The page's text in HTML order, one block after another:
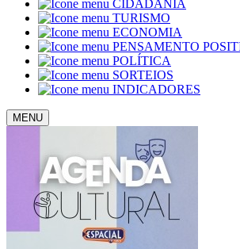
CIDADANIA
TURISMO
ECONOMIA
PENSAMENTO
POLÍTICA
SORTEIOS
INDICADORES
MENU